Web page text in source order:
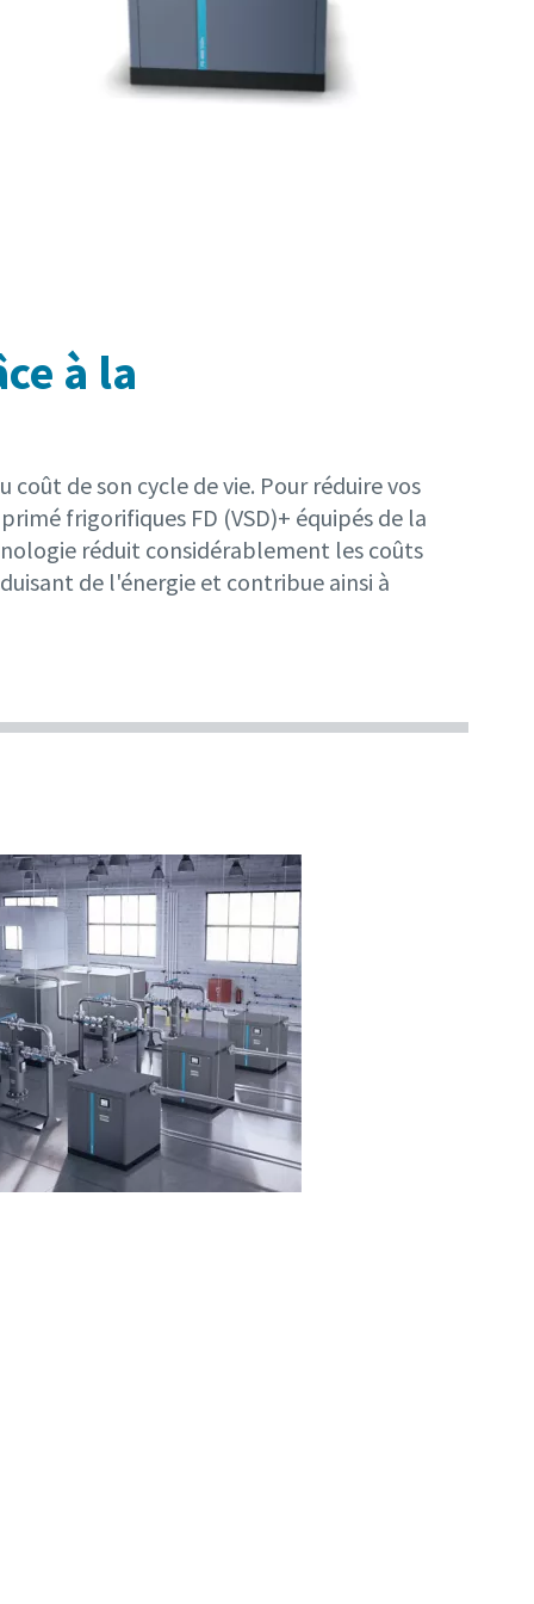
à la
de son cycle de vie. Pour réduire vos
frigorifiques FD (VSD)+ équipés de la
réduit considérablement les coûts
de l'énergie et contribue ainsi à